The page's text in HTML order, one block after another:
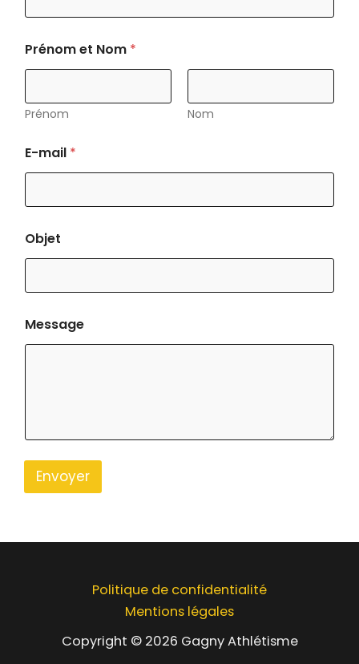
Prénom et Nom *
Prénom Nom
E-mail *
Objet
Message
Envoyer
Politique de confidentialité
Mentions légales
Copyright © 2026 Gagny Athlétisme